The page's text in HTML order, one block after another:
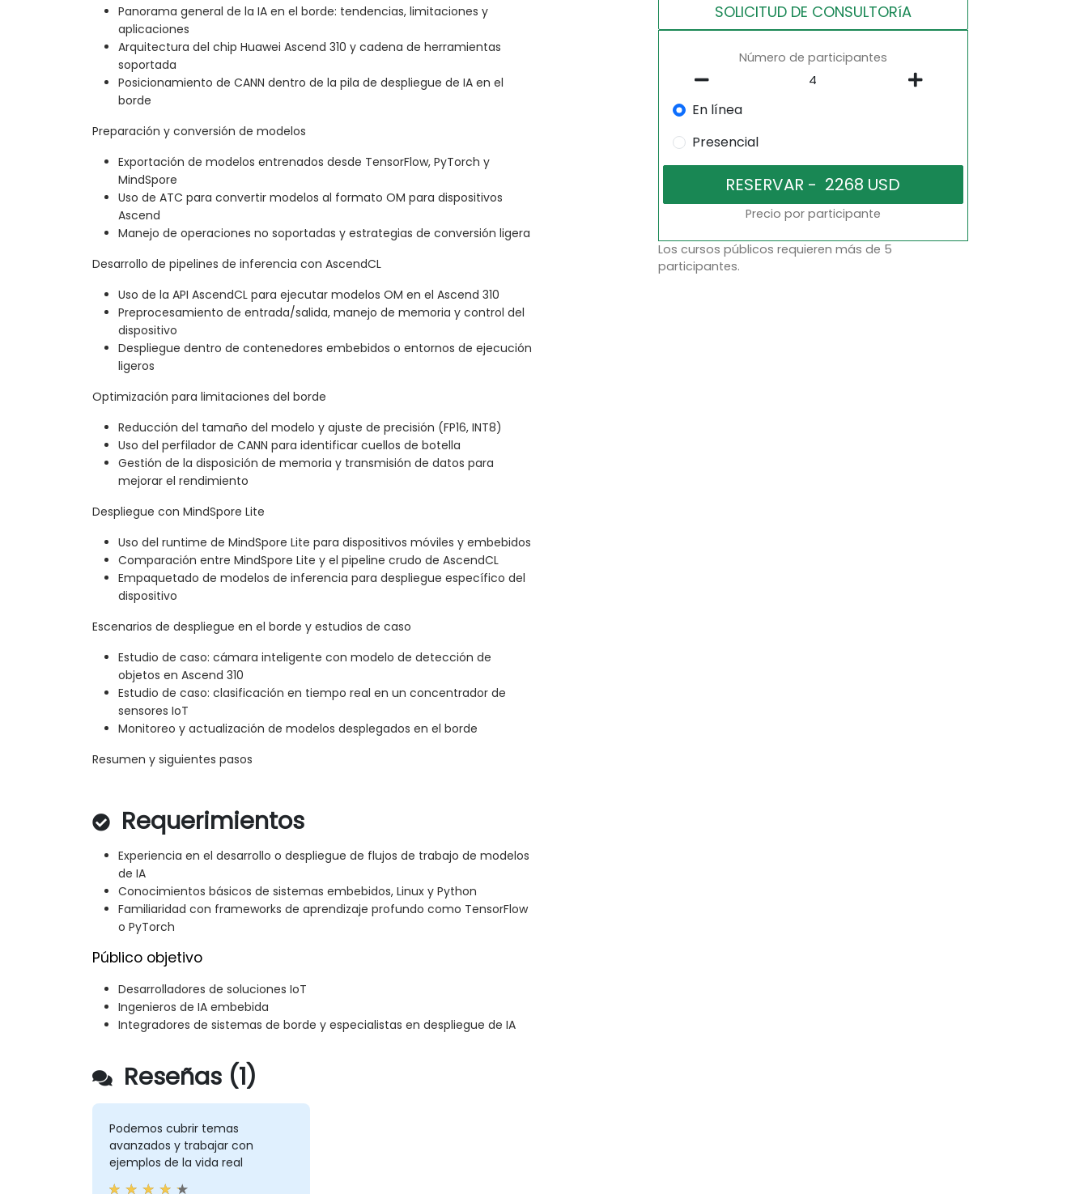
Panorama general de la IA en el borde: tendencias, limitaciones y
aplicaciones
Arquitectura del chip Huawei Ascend 310 y cadena de herramientas
soportada
Posicionamiento de CANN dentro de la pila de despliegue de IA en el
borde
Preparación y conversión de modelos
Exportación de modelos entrenados desde TensorFlow, PyTorch y
MindSpore
Uso de ATC para convertir modelos al formato OM para dispositivos
Ascend
Manejo de operaciones no soportadas y estrategias de conversión ligera
Desarrollo de pipelines de inferencia con AscendCL
Uso de la API AscendCL para ejecutar modelos OM en el Ascend 310
Preprocesamiento de entrada/salida, manejo de memoria y control del
dispositivo
Despliegue dentro de contenedores embebidos o entornos de ejecución
ligeros
Optimización para limitaciones del borde
Reducción del tamaño del modelo y ajuste de precisión (FP16, INT8)
Uso del perfilador de CANN para identificar cuellos de botella
Gestión de la disposición de memoria y transmisión de datos para
mejorar el rendimiento
Despliegue con MindSpore Lite
Uso del runtime de MindSpore Lite para dispositivos móviles y embebidos
Comparación entre MindSpore Lite y el pipeline crudo de AscendCL
Empaquetado de modelos de inferencia para despliegue específico del
dispositivo
Escenarios de despliegue en el borde y estudios de caso
Estudio de caso: cámara inteligente con modelo de detección de
objetos en Ascend 310
Estudio de caso: clasificación en tiempo real en un concentrador de
sensores IoT
Monitoreo y actualización de modelos desplegados en el borde
Resumen y siguientes pasos
Requerimientos
Experiencia en el desarrollo o despliegue de flujos de trabajo de modelos
de IA
Conocimientos básicos de sistemas embebidos, Linux y Python
Familiaridad con frameworks de aprendizaje profundo como TensorFlow
o PyTorch
Público objetivo
Desarrolladores de soluciones IoT
Ingenieros de IA embebida
Integradores de sistemas de borde y especialistas en despliegue de IA
SOLICITUD DE CONSULTORíA
Número de participantes
En línea
Presencial
Precio por participante
Los cursos públicos requieren más de 5
participantes.
Reseñas (1)
Podemos cubrir temas
avanzados y trabajar con
ejemplos de la vida real